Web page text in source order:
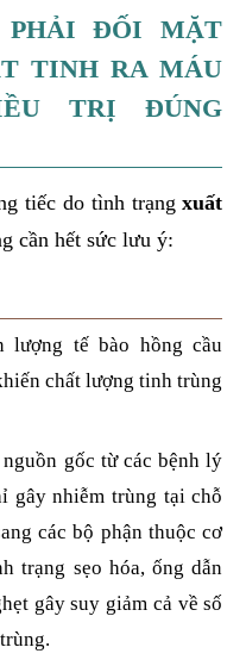
PHẢI ĐỐI MẶT
TINH RA MÁU
TRỊ ĐÚNG
tiếc do tình trạngxuất
cần hết sức lưu ý:
lượng tế bào hồng cầu
chất lượng tinh trùng
gốc từ các bệnh lý
gây nhiễm trùng tại chỗ
các bộ phận thuộc cơ
trạng sẹo hóa, ống dẫn
gây suy giảm cả về số